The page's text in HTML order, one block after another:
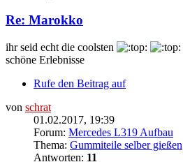
Re: Marokko
ihr seid echt die coolsten
schöne Erlebnisse
Rufe den Beitrag auf
von schrat
01.02.2017, 19:39
Forum: Mercedes L319 Aufbau
Thema: Gummiteile selber gießen
Antworten: 11